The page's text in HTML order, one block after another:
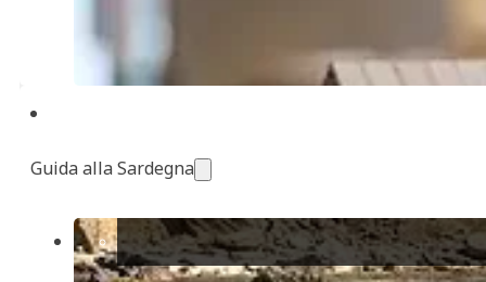
Guida alla Sardegna
creano un pacchetto attraente per i potenziali acquirenti.
Per le famiglie, Settimo offre un ambiente sicuro e orientato alla
comunità. Per i pensionati, il ritmo di vita più lento e l’accessibilità ai
il crescente interesse per questa zona e la crescente domanda di
In conclusione, Settimo San Pietro è un gioiello nascosto da
Con la sua ricca storia, la posizione conveniente e il mercato
immobiliare in evoluzione, questa cittadina affascinante offre un mix
delizioso di cultura, tranquillità e potenziale di investimento.